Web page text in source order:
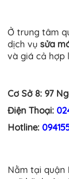
Ở trung tâm
dịch vụ sửa
và giá cả hợp
Cơ Sở 8: 97
Điện Thoại:
Hotline:
Nằm tại quận